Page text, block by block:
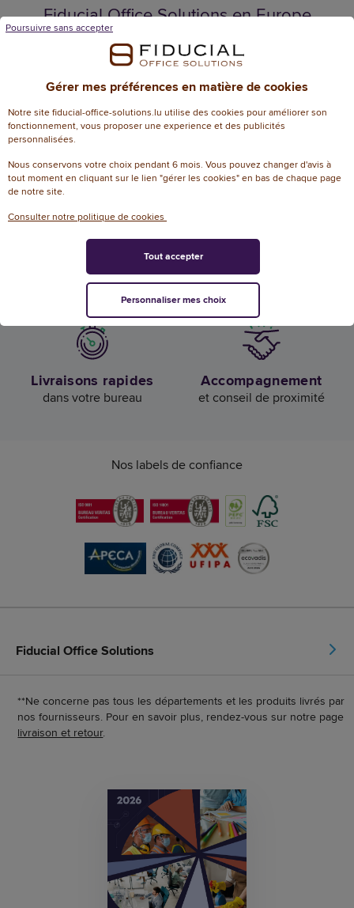
Fiducial Office Solutions en Europe
Français Français / Nederlands
Luxembourg
Confiance et satisfaction
de nos clients
Livraison offerte
dès 50€ HT d’achat
Livraisons rapides
dans votre bureau
Accompagnement
et conseil de proximité
Nos labels de confiance
Fiducial Office Solutions
**Ne concerne pas tous les départements et les produits livrés par
nos fournisseurs. Pour en savoir plus, rendez-vous sur notre page
livraison et retour.
Gérer mes préférences en matière de cookies
Notre site fiducial-office-solutions.lu utilise des cookies pour améliorer son
fonctionnement, vous proposer une experience et des publicités
personnalisées.
Nous conservons votre choix pendant 6 mois. Vous pouvez changer d'avis à
tout moment en cliquant sur le lien "gérer les cookies" en bas de chaque page
de notre site.
Consulter notre politique de cookies
Poursuivre sans accepter
Personnaliser mes choix
Tout accepter